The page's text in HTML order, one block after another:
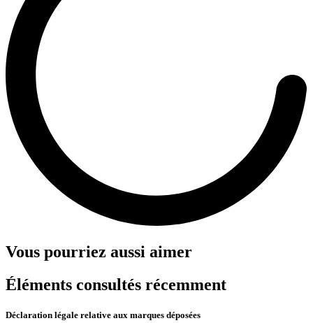
Vous pourriez aussi aimer
Éléments consultés récemment
Déclaration légale relative aux marques déposées